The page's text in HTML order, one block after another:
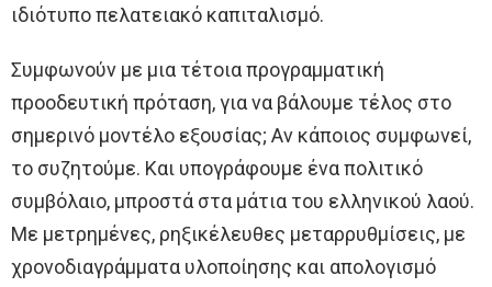
ιδιότυπο πελατειακό καπιταλισμό.
Συμφωνούν με μια τέτοια προγραμματική
προοδευτική πρόταση, για να βάλουμε τέλος στο
σημερινό μοντέλο εξουσίας; Αν κάποιος συμφωνεί,
το συζητούμε. Και υπογράφουμε ένα πολιτικό
συμβόλαιο, μπροστά στα μάτια του ελληνικού λαού.
Με μετρημένες, ρηξικέλευθες μεταρρυθμίσεις, με
χρονοδιαγράμματα υλοποίησης και απολογισμό